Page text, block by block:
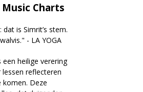
Charts
is Simrit’s stem.
- LA YOGA
heilige verering
reflecteren
Deze